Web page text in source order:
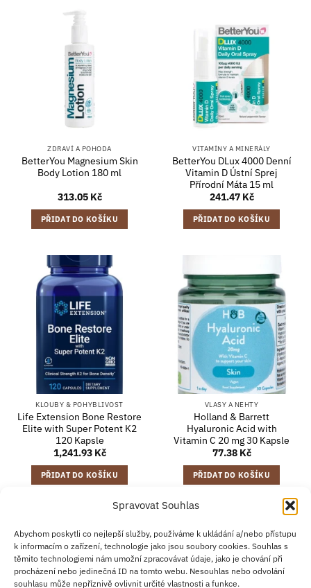
Spravovat Souhlas
Abychom poskytli co nejlepší služby, používáme k ukládání a/nebo přístupu
k informacím o zařízení, technologie jako jsou soubory cookies. Souhlas s
těmito technologiemi nám umožní zpracovávat údaje, jako je chování při
procházení nebo jedinečná ID na tomto webu. Nesouhlas nebo odvolání
souhlasu může nepříznivě ovlivnit určité vlastnosti a funkce.
ZDRAVÍ A POHODA
BetterYou Magnesium Skin
Body Lotion 180 ml
313.05 Kč
PŘIDAT DO KOŠÍKU
VITAMÍNY A MINERÁLY
BetterYou DLux 4000 Denní
Vitamin D Ústní Sprej
Přírodní Máta 15 ml
241.47 Kč
PŘIDAT DO KOŠÍKU
KLOUBY & POHYBLIVOST
Life Extension Bone Restore
Elite with Super Potent K2
120 Kapsle
1,241.93 Kč
PŘIDAT DO KOŠÍKU
VLASY A NEHTY
Holland & Barrett
Hyaluronic Acid with
Vitamin C 20 mg 30 Kapsle
77.38 Kč
PŘIDAT DO KOŠÍKU
Credit
Card
2
Klarna
Apple
Pay
Google
Pay
PayPal
ZÁSADY DOPRAVY
ZÁSADY VRÁCENÍ ZBOŽÍ
OBCHODNÍ PODMÍNKY
KONTAKT O NÁS B2B
IMPRINT
OMEZENÍ ODPOVĚDNOSTI
ZÁSADY COOKIES